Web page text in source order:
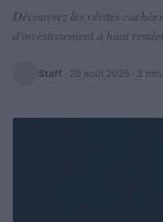
Découvrez les vérités
d'investissement à haut
Staff · 20 août 2025 · 3 min